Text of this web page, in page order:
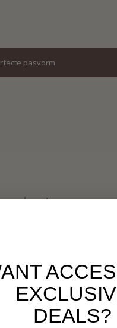
pasvorm
Angeboten
DEALS?